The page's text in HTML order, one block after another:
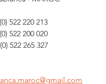
522 220 213
(0) 522 200 020
522 265 327